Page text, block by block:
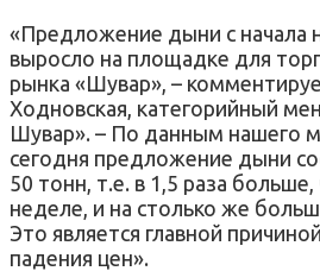
«Предложение дыни с начала
выросло на площадке для
рынка «Шувар», –
Ходновская, категорийный
Шувар». – По данным нашего
сегодня предложение дыни
50 тонн, т.е. в 1,5 раза
неделе, и на столько же
Это является главной
падения цен».